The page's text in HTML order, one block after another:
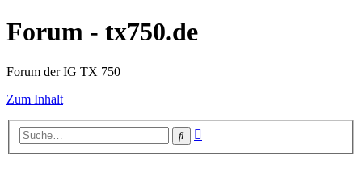
Forum - tx750.de
Forum der IG TX 750
Zum Inhalt
Suche